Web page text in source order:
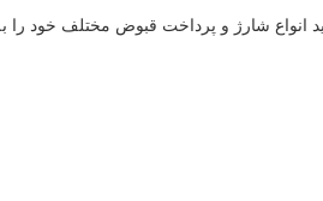
انواع شارژ و پرداخت قبوض مختلف خود را